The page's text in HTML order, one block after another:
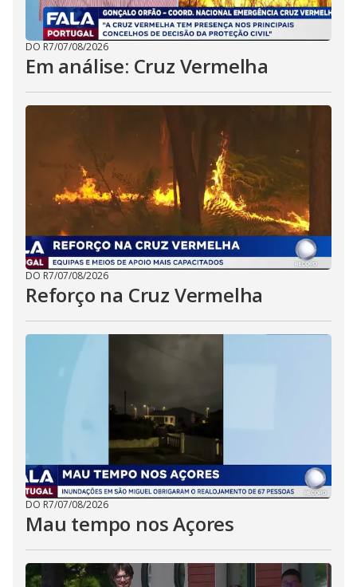
DO R7/07/08/2026
Em análise: Cruz Vermelha
DO R7/07/08/2026
Reforço na Cruz Vermelha
DO R7/07/08/2026
Mau tempo nos Açores